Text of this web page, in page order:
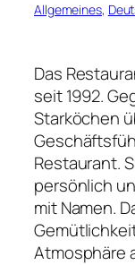
Allgemeines,
Das
seit 1992.
Starköchen
Restaurant.
persönlich
mit Namen.
Atmosphäre